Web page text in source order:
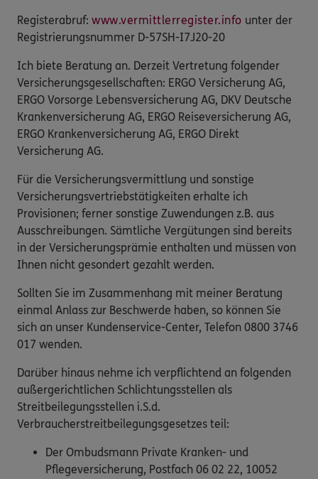
Registerabruf: www.vermittlerregister.info unter der
Registrierungsnummer D-57SH-I7J20-20
Ich biete Beratung an. Derzeit Vertretung folgender
Versicherungsgesellschaften: ERGO Versicherung AG,
ERGO Vorsorge Lebensversicherung AG, DKV Deutsche
Krankenversicherung AG, ERGO Reiseversicherung AG,
ERGO Krankenversicherung AG, ERGO Direkt
Versicherung AG.
Für die Versicherungsvermittlung und sonstige
Versicherungsvertriebstätigkeiten erhalte ich
Provisionen; ferner sonstige Zuwendungen z.B. aus
Ausschreibungen. Sämtliche Vergütungen sind bereits
in der Versicherungsprämie enthalten und müssen von
Ihnen nicht gesondert gezahlt werden.
Sollten Sie im Zusammenhang mit meiner Beratung
einmal Anlass zur Beschwerde haben, so können Sie
sich an unser Kundenservice-Center, Telefon 0800 3746
017 wenden.
Darüber hinaus nehme ich verpflichtend an folgenden
außergerichtlichen Schlichtungsstellen als
Streitbeilegungsstellen i.S.d.
Verbraucherstreitbeilegungsgesetzes teil:
Der Ombudsmann Private Kranken- und
Pflegeversicherung, Postfach 06 02 22, 10052